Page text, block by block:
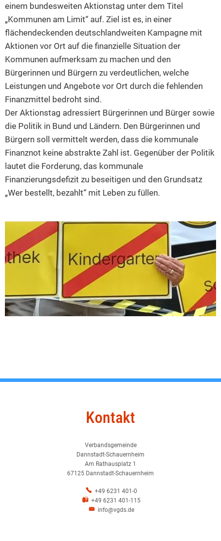
einem bundesweiten Aktionstag unter dem Titel
„Kommunen am Limit“ auf. Ziel ist es, in einer
flächendeckenden deutschlandweiten Kampagne mit
Aktionen vor Ort auf die finanzielle Situation der
Kommunen aufmerksam zu machen und den
Bürgerinnen und Bürgern zu verdeutlichen, welche
Leistungen und Angebote vor Ort durch die fehlenden
Finanzmittel bedroht sind.
Der Aktionstag adressiert Bürgerinnen und Bürger sowie
die Politik in Bund und Ländern. Den Bürgerinnen und
Bürgern soll vermittelt werden, dass die kommunale
Finanznot keine abstrakte Zahl ist. Gegenüber der Politik
lautet die Forderung, das kommunale
Finanzierungsdefizit zu beseitigen und den Grundsatz
„Wer bestellt, bezahlt“ mit Leben zu füllen.
Kontakt
Verbandsgemeinde
Dannstadt-Schauernheim
Am Rathausplatz 1
67125 Dannstadt-Schauernheim
+49 6231 401-0
+49 6231 401-115
info@vgds.de